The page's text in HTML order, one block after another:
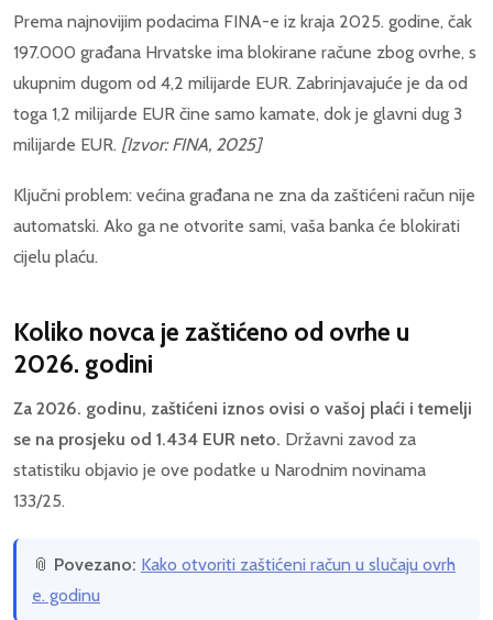
Prema najnovijim podacima FINA-e iz kraja 2025. godine, čak
197.000 građana Hrvatske ima blokirane račune zbog ovrhe, s
ukupnim dugom od 4,2 milijarde EUR. Zabrinjavajuće je da od
toga 1,2 milijarde EUR čine samo kamate, dok je glavni dug 3
milijarde EUR. [Izvor: FINA, 2025]
Ključni problem: većina građana ne zna da zaštićeni račun nije
automatski. Ako ga ne otvorite sami, vaša banka će blokirati
cijelu plaću.
Koliko novca je zaštićeno od ovrhe u
2026. godini
Za 2026. godinu, zaštićeni iznos ovisi o vašoj plaći i temelji
se na prosjeku od 1.434 EUR neto. Državni zavod za
statistiku objavio je ove podatke u Narodnim novinama
133/25.
📎 Povezano: Kako otvoriti zaštićeni račun u slučaju ovrh
e. godinu